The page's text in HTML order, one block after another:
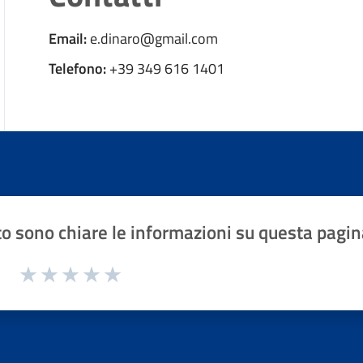
Email:e.dinaro@gmail.com
Telefono:+39 349 616 1401
sono chiare le informazioni su questa
1 a 5 stelle la pagina